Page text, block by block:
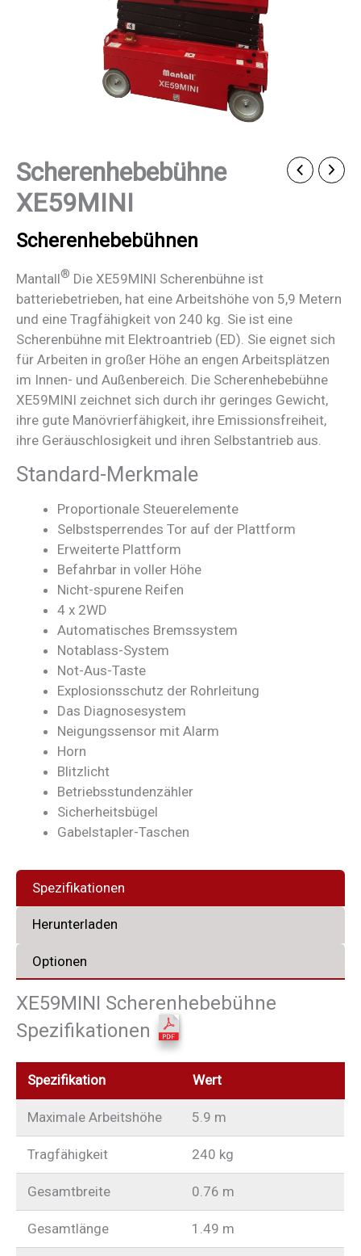
Scherenhebebühne
XE59MINI
Scherenhebebühnen
Mantall® Die XE59MINI Scherenbühne ist
batteriebetrieben, hat eine Arbeitshöhe von 5,9 Metern
und eine Tragfähigkeit von 240 kg. Sie ist eine
Scherenbühne mit Elektroantrieb (ED). Sie eignet sich
für Arbeiten in großer Höhe an engen Arbeitsplätzen
im Innen- und Außenbereich. Die Scherenhebebühne
XE59MINI zeichnet sich durch ihr geringes Gewicht,
ihre gute Manövrierfähigkeit, ihre Emissionsfreiheit,
ihre Geräuschlosigkeit und ihren Selbstantrieb aus.
Standard-Merkmale
Proportionale Steuerelemente
Selbstsperrendes Tor auf der Plattform
Erweiterte Plattform
Befahrbar in voller Höhe
Nicht-spurene Reifen
4 x 2WD
Automatisches Bremssystem
Notablass-System
Not-Aus-Taste
Explosionsschutz der Rohrleitung
Das Diagnosesystem
Neigungssensor mit Alarm
Horn
Blitzlicht
Betriebsstundenzähler
Sicherheitsbügel
Gabelstapler-Taschen
Spezifikationen
Herunterladen
Optionen
XE59MINI Scherenhebebühne
Spezifikationen
Spezifikation Wert
Maximale Arbeitshöhe 5.9 m
Tragfähigkeit 240 kg
Gesamtbreite 0.76 m
Gesamtlänge 1.49 m